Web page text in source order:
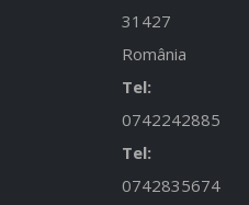
31427
România
Tel:
0742242885
Tel:
0742835674